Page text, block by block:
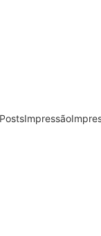
Impressão